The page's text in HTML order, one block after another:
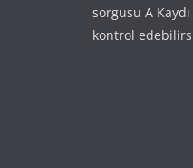
sorgusu A
kontrol